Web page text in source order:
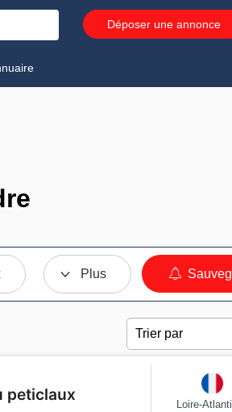
Déposer une annonce
Plus
peticlaux
Loire-